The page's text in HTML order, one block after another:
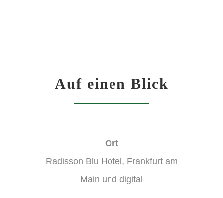
Auf einen Blick
Ort
Radisson Blu Hotel, Frankfurt am
Main und digital